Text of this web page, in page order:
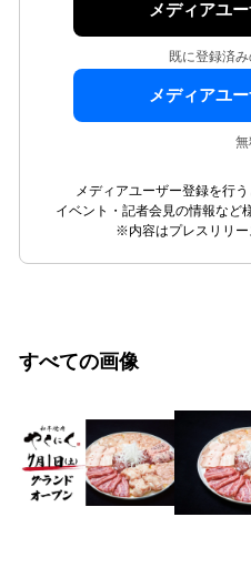
メディアユ
既に登録済
メディアユ
メディアユーザー登録を行
イベント・記者会見の情報など
※内容はプレスリリー
すべての画像